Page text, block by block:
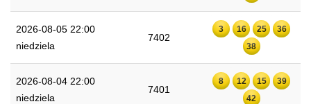
2026-08-05 22:00
niedziela
7402
3 16 25
36
38
2026-08-04 22:00
niedziela
7401
8 12 15
39
42